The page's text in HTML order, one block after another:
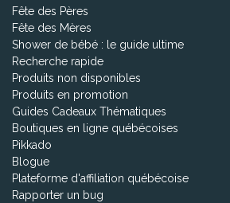
Fête des Pères
Fête des Mères
Shower de bébé : le guide ultime
Recherche rapide
Produits non disponibles
Produits en promotion
Guides Cadeaux Thématiques
Boutiques en ligne québécoises
Pikkado
Blogue
Plateforme d'affiliation québécoise
Rapporter un bug